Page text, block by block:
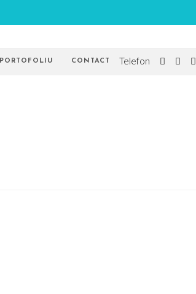
Telefon
PORTOFOLIU CONTACT